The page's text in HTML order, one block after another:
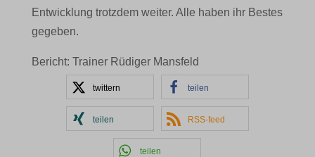
Entwicklung trotzdem weiter. Alle haben ihr Bestes
gegeben.
Bericht: Trainer Rüdiger Mansfeld
twittern teilen
teilen RSS-feed
teilen